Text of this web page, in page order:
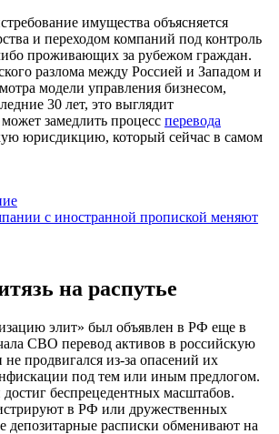
имущества объясняется
и переходом компаний под контроль
проживающих за рубежом граждан.
разлома между Россией и Западом и
модели управления бизнесом,
30 лет, это выглядит
замедлить процесс перевода
юрисдикцию, который сейчас в самом
с иностранной пропиской меняют
на распутье
элит» был объявлен в РФ еще в
СВО перевод активов в российскую
продвигался из-за опасений их
под тем или иным предлогом.
беспрецедентных масштабов.
в РФ или дружественных
депозитарные расписки обменивают на